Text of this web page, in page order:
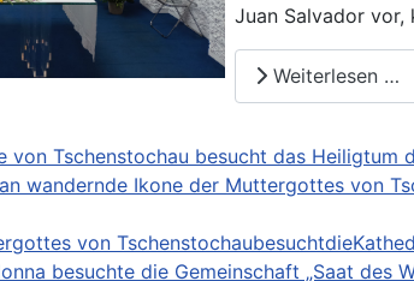
Juan Salvador vor,
Weiterlesen …
von Tschenstochau besucht das Heiligtum
wandernde Ikone der Muttergottes von
von
besuchte die Gemeinschaft „Saat des